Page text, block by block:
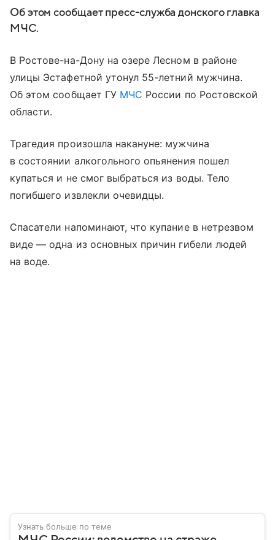
Об этом сообщает пресс-служба донского главка
МЧС.
В Ростове-на-Дону на озере Лесном в районе
улицы Эстафетной утонул 55-летний мужчина.
Об этом сообщает ГУ МЧС России по Ростовской
области.
Трагедия произошла накануне: мужчина
в состоянии алкогольного опьянения пошел
купаться и не смог выбраться из воды. Тело
погибшего извлекли очевидцы.
Спасатели напоминают, что купание в нетрезвом
виде — одна из основных причин гибели людей
на воде.
Узнать больше по теме